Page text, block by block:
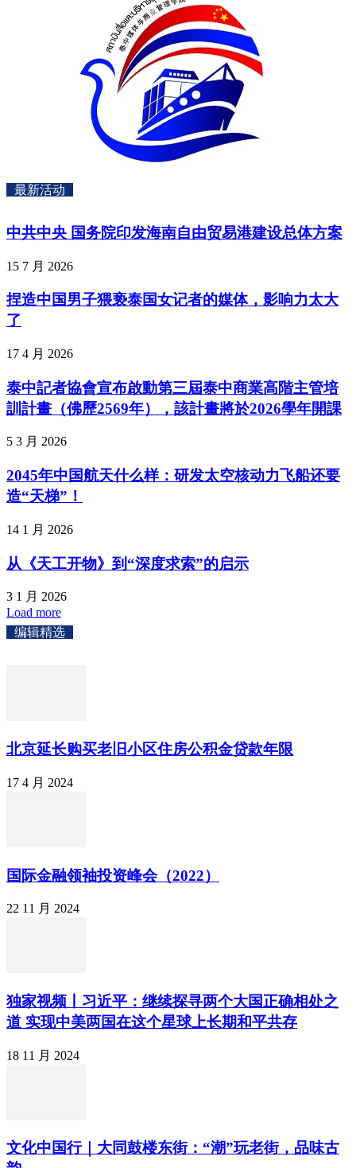
最新活动
中共中央 国务院印发海南自由贸易港建设总体方案
15 7 月 2026
捏造中国男子猥亵泰国女记者的媒体，影响力太大
了
17 4 月 2026
泰中記者協會宣布啟動第三屆泰中商業高階主管培
訓計畫（佛歷2569年），該計畫將於2026學年開課
5 3 月 2026
2045年中国航天什么样：研发太空核动力飞船还要
造“天梯”！
14 1 月 2026
从《天工开物》到“深度求索”的启示
3 1 月 2026
Load more
编辑精选
北京延长购买老旧小区住房公积金贷款年限
17 4 月 2024
国际金融领袖投资峰会（2022）
22 11 月 2024
独家视频丨习近平：继续探寻两个大国正确相处之
道 实现中美两国在这个星球上长期和平共存
18 11 月 2024
文化中国行｜大同鼓楼东街：“潮”玩老街，品味古